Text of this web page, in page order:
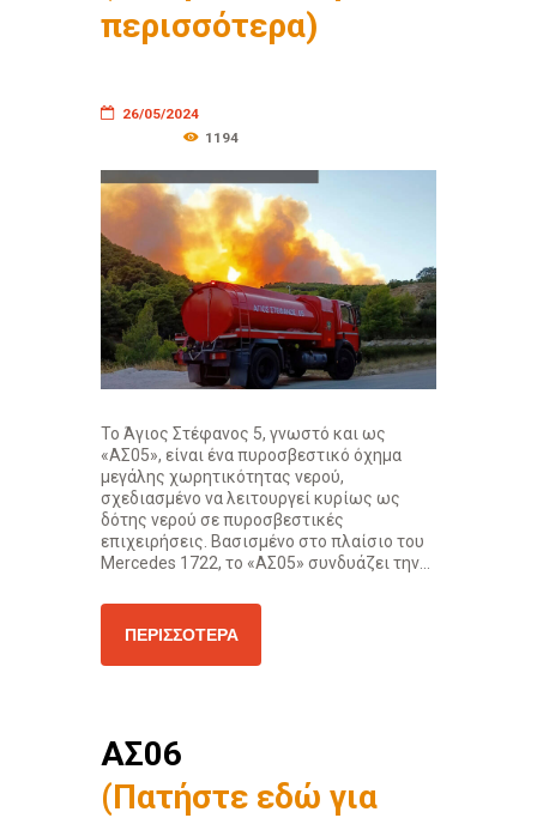
περισσότερα)
26/05/2024
1194
Το Άγιος Στέφανος 5, γνωστό και ως
«ΑΣ05», είναι ένα πυροσβεστικό όχημα
μεγάλης χωρητικότητας νερού,
σχεδιασμένο να λειτουργεί κυρίως ως
δότης νερού σε πυροσβεστικές
επιχειρήσεις. Βασισμένο στο πλαίσιο του
Mercedes 1722, το «ΑΣ05» συνδυάζει την...
ΠΕΡΙΣΣΌΤΕΡΑ
ΑΣ06
(Πατήστε εδώ για